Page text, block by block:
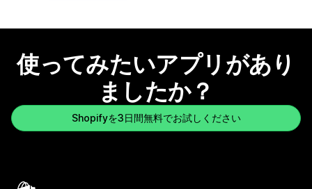
使ってみたいアプリがあり
ましたか？
Shopifyを3日間無料でお試しください